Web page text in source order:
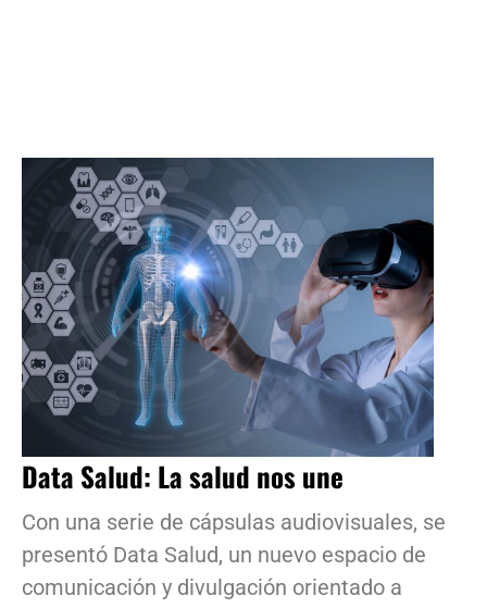
Data Salud: La salud nos une
Con una serie de cápsulas audiovisuales, se
presentó Data Salud, un nuevo espacio de
comunicación y divulgación orientado a